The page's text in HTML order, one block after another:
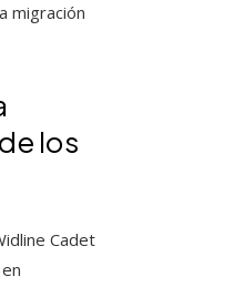
migración
los
Cadet